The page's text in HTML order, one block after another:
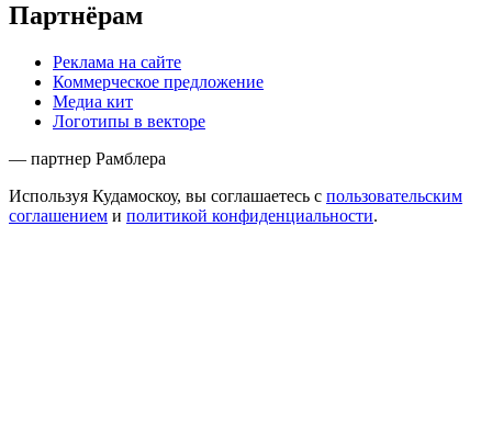
Партнёрам
Реклама на сайте
Коммерческое предложение
Медиа кит
Логотипы в векторе
— партнер Рамблера
Используя Кудамоскоу, вы соглашаетесь с пользовательским
соглашением и политикой конфиденциальности.